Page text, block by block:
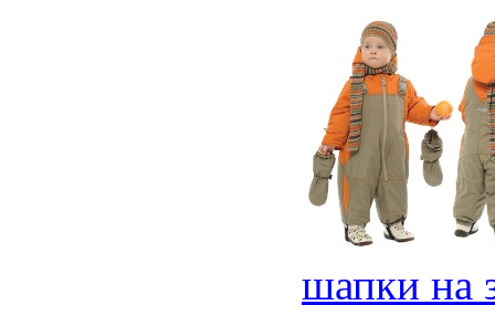
шапки на